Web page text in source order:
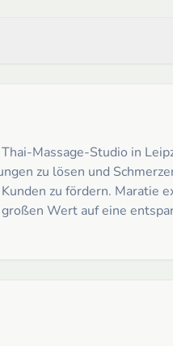
Massage-Studio in
zu lösen und
zu fördern.
Wert auf eine